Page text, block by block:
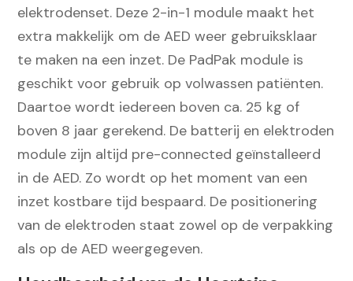
elektrodenset. Deze 2-in-1 module maakt het
extra makkelijk om de AED weer gebruiksklaar
te maken na een inzet. De PadPak module is
geschikt voor gebruik op volwassen patiënten.
Daartoe wordt iedereen boven ca. 25 kg of
boven 8 jaar gerekend. De batterij en elektroden
module zijn altijd pre-connected geïnstalleerd
in de AED. Zo wordt op het moment van een
inzet kostbare tijd bespaard. De positionering
van de elektroden staat zowel op de verpakking
als op de AED weergegeven.